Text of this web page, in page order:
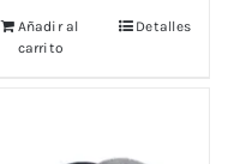
Añadir al
carrito
Detalles